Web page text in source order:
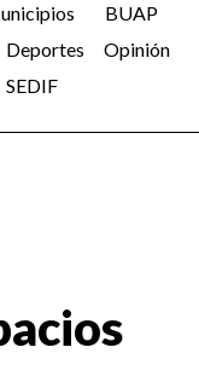
BUAP
Deportes
Opinión
SEDIF